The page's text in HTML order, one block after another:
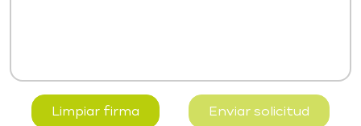
Limpiar firma Enviar solicitud